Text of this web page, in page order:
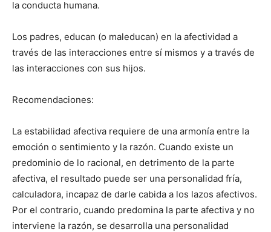
la conducta humana.
Los padres, educan (o maleducan) en la afectividad a
través de las interacciones entre sí mismos y a través de
las interacciones con sus hijos.
Recomendaciones:
La estabilidad afectiva requiere de una armonía entre la
emoción o sentimiento y la razón. Cuando existe un
predominio de lo racional, en detrimento de la parte
afectiva, el resultado puede ser una personalidad fría,
calculadora, incapaz de darle cabida a los lazos afectivos.
Por el contrario, cuando predomina la parte afectiva y no
interviene la razón, se desarrolla una personalidad